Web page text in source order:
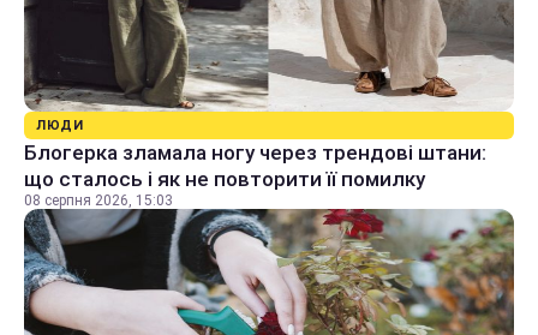
ЛЮДИ
Блогерка зламала ногу через трендові штани:
що сталось і як не повторити її помилку
08 серпня 2026, 15:03